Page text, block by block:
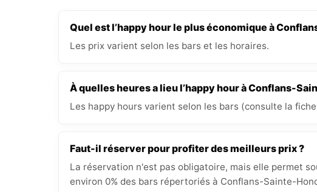
Quel est l’happy hour le plus économique à
Les prix varient selon les bars et les horaires.
À quelles heures a lieu l’happy hour à Conflans-
Les happy hours varient selon les bars (consulte la
Faut-il réserver pour profiter des meilleurs prix ?
La réservation n'est pas obligatoire, mais elle permet
environ 0% des bars répertoriés à Conflans-Sainte-